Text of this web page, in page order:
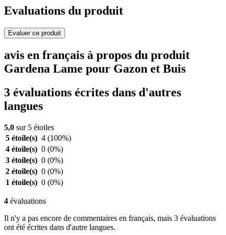
Evaluations du produit
Evaluer ce produit
avis en français à propos du produit
Gardena Lame pour Gazon et Buis
3 évaluations écrites dans d'autres
langues
5,0 sur 5 étoiles
5 étoile(s) 4 (100%)
4 étoile(s) 0 (0%)
3 étoile(s) 0 (0%)
2 étoile(s) 0 (0%)
1 étoile(s) 0 (0%)
4 évaluations
Il n'y a pas encore de commentaires en français, mais 3 évaluations
ont été écrites dans d'autre langues.